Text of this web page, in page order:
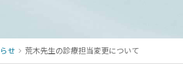
せ 荒木先生の診療担当変更について